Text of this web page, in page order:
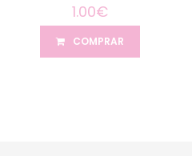
1.00€
COMPRAR